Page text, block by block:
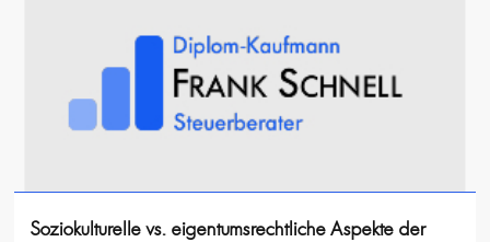
Soziokulturelle vs. eigentumsrechtliche Aspekte der